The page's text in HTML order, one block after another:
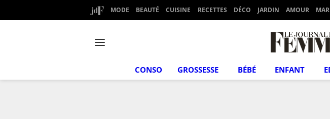
MODE BEAUTÉ CUISINE RECETTES DÉCO JARDIN AMOUR
CONSO GROSSESSE BÉBÉ ENFANT